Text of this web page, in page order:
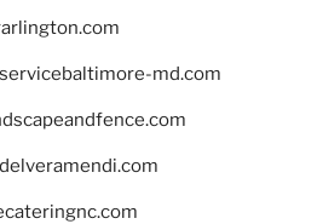
md.com